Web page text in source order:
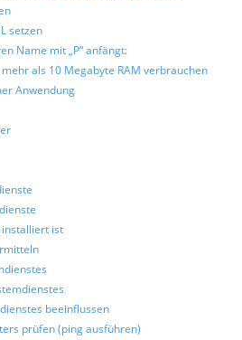
setzen
Name mit „P“ anfängt:
als 10 Megabyte RAM verbrauchen
Anwendung
installiert ist
beeinflussen
prüfen (ping ausführen)